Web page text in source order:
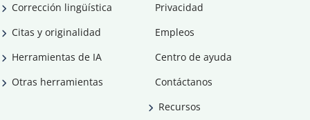
Corrección lingüística
Citas y originalidad
Herramientas de IA
Otras herramientas
Privacidad
Empleos
Centro de ayuda
Contáctanos
Recursos